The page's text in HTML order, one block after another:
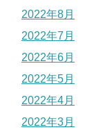
2022年8月
2022年7月
2022年6月
2022年5月
2022年4月
2022年3月